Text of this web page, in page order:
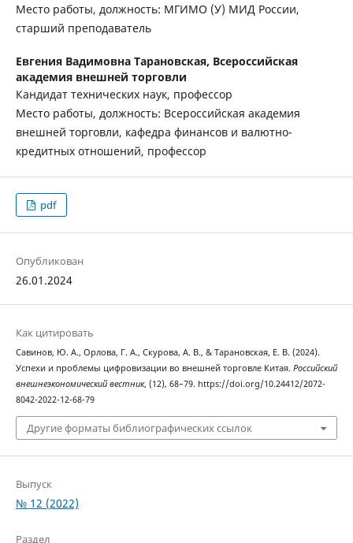
Место работы, должность: МГИМО (У) МИД России,
старший преподаватель
Евгения Вадимовна Тарановская, Всероссийская
академия внешней торговли
Кандидат технических наук, профессор
Место работы, должность: Всероссийская академия
внешней торговли, кафедра финансов и валютно-
кредитных отношений, профессор
pdf
Опубликован
26.01.2024
Как цитировать
Савинов, Ю. А., Орлова, Г. А., Скурова, А. В., & Тарановская, Е. В. (2024).
Успехи и проблемы цифровизации во внешней торговле Китая. Российский
внешнеэкономический вестник, (12), 68–79. https://doi.org/10.24412/2072-
8042-2022-12-68-79
Другие форматы библиографических ссылок
Выпуск
№ 12 (2022)
Раздел